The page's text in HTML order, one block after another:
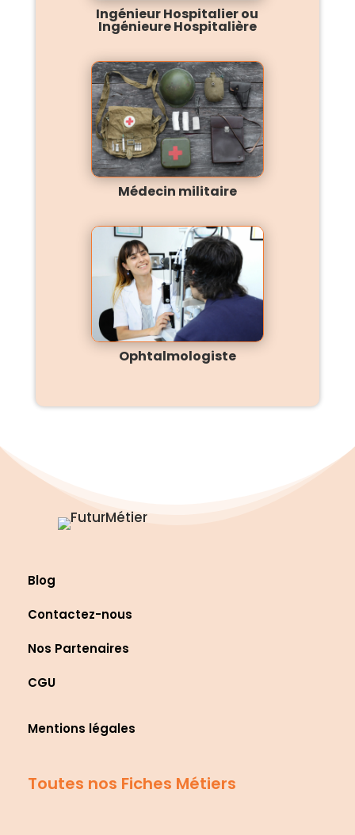
Ingénieur Hospitalier ou
Ingénieure Hospitalière
Médecin militaire
Ophtalmologiste
Blog
Contactez-nous
Nos Partenaires
CGU
Mentions légales
Toutes nos Fiches Métiers